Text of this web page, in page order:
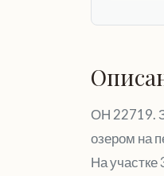
ОН 22719.
озером на
На участке